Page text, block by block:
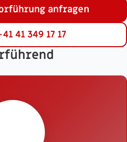
anfragen
41 349 17 17